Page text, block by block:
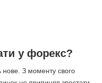
у форекс?
нове. З моменту свого